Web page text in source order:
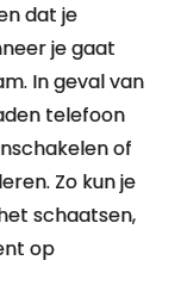
dat je
je gaat
In geval van
telefoon
of
Zo kun je
schaatsen,
op